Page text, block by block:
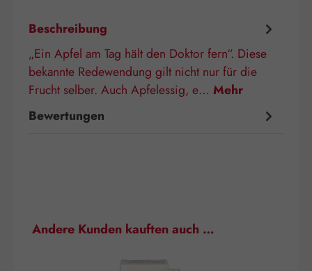
Beschreibung
„Ein Apfel am Tag hält den Doktor fern“. Diese
bekannte Redewendung gilt nicht nur für die
Frucht selber. Auch Apfelessig, e… Mehr
Bewertungen
Produktgalerie überspringen
Andere Kunden kauften auch …